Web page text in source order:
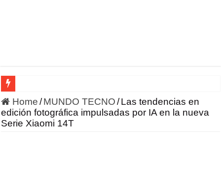
HONOR incursiona en la robótica con un enfoque en IA
Home /MUNDO TECNO /Las tendencias en
edición fotográfica impulsadas por IA en la nueva
Serie Xiaomi 14T